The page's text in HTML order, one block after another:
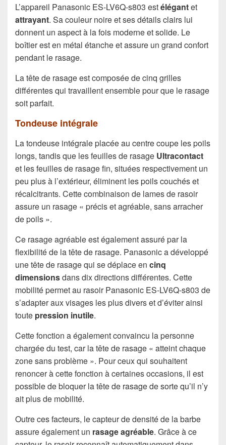
L’appareil Panasonic ES-LV6Q-s803 estélégantet
attrayant. Sa couleur noire et ses détails clairs lui
donnent un aspect à la fois moderne et solide. Le
boîtier est en métal étanche et assure un grand confort
pendant le rasage.
La tête de rasage est composée de cinq grilles
différentes qui travaillent ensemble pour que le rasage
soit parfait.
Tondeuse intégrale
La tondeuse intégrale placée au centre coupe les poils
longs, tandis que les feuilles de rasage Ultracontact
et les feuilles de rasage fin, situées respectivement un
peu plus à l’extérieur, éliminent les poils couchés et
récalcitrants. Cette combinaison de lames de rasoir
assure un rasage « précis et agréable, sans arracher
de poils ».
Ce rasage agréable est également assuré par la
flexibilité de la tête de rasage. Panasonic a développé
une tête de rasage qui se déplace en cinq
dimensionsdans dix directions différentes. Cette
mobilité permet au rasoir Panasonic ES-LV6Q-s803 de
s’adapter aux visages les plus divers et d’éviter ainsi
toute pression inutile.
Cette fonction a également convaincu la personne
chargée du test, car la tête de rasage « atteint chaque
zone sans problème ». Pour ceux qui souhaitent
renoncer à cette fonction à certaines occasions, il est
possible de bloquer la tête de rasage de sorte qu’il n’y
ait plus de mobilité.
Outre ces facteurs, le capteur de densité de la barbe
assure également un rasage agréable. Grâce à ce